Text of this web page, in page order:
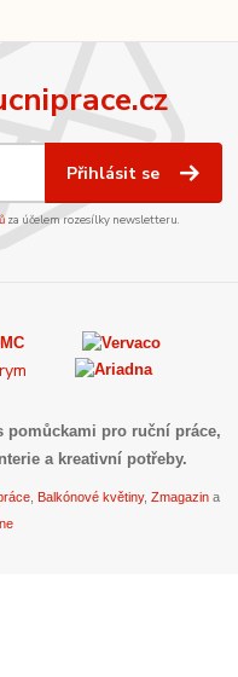
Přihlásit se
za účelem rozesílky newsletteru.
pomůckami pro ruční práce,
a kreativní potřeby.
, Balkónové květiny, Zmagazina